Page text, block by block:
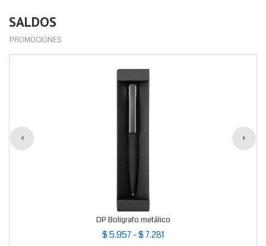
SALDOS
PROMOCIONES
DP Boligrafo metálico
$ 5.957 - $ 7.281